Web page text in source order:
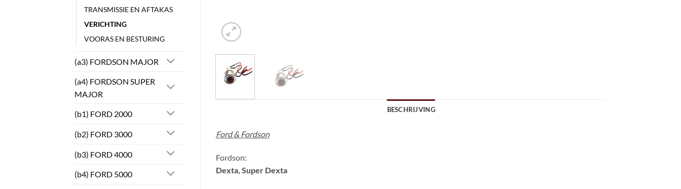
TRANSMISSIE EN AFTAKAS
VERICHTING
VOORAS EN BESTURING
(a3) FORDSON MAJOR
(a4) FORDSON SUPER
MAJOR
(b1) FORD 2000
(b2) FORD 3000
(b3) FORD 4000
(b4) FORD 5000
BESCHRIJVING
Ford & Fordson
Fordson:
Dexta, Super Dexta